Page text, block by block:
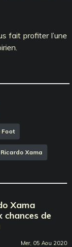
fait profiter l’une
Ricardo Xama
Xama
chances de
Mer, 05 Aou 2020